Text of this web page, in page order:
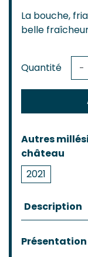
La bouche,
belle
Quantité -
Autres
château
2021
Description